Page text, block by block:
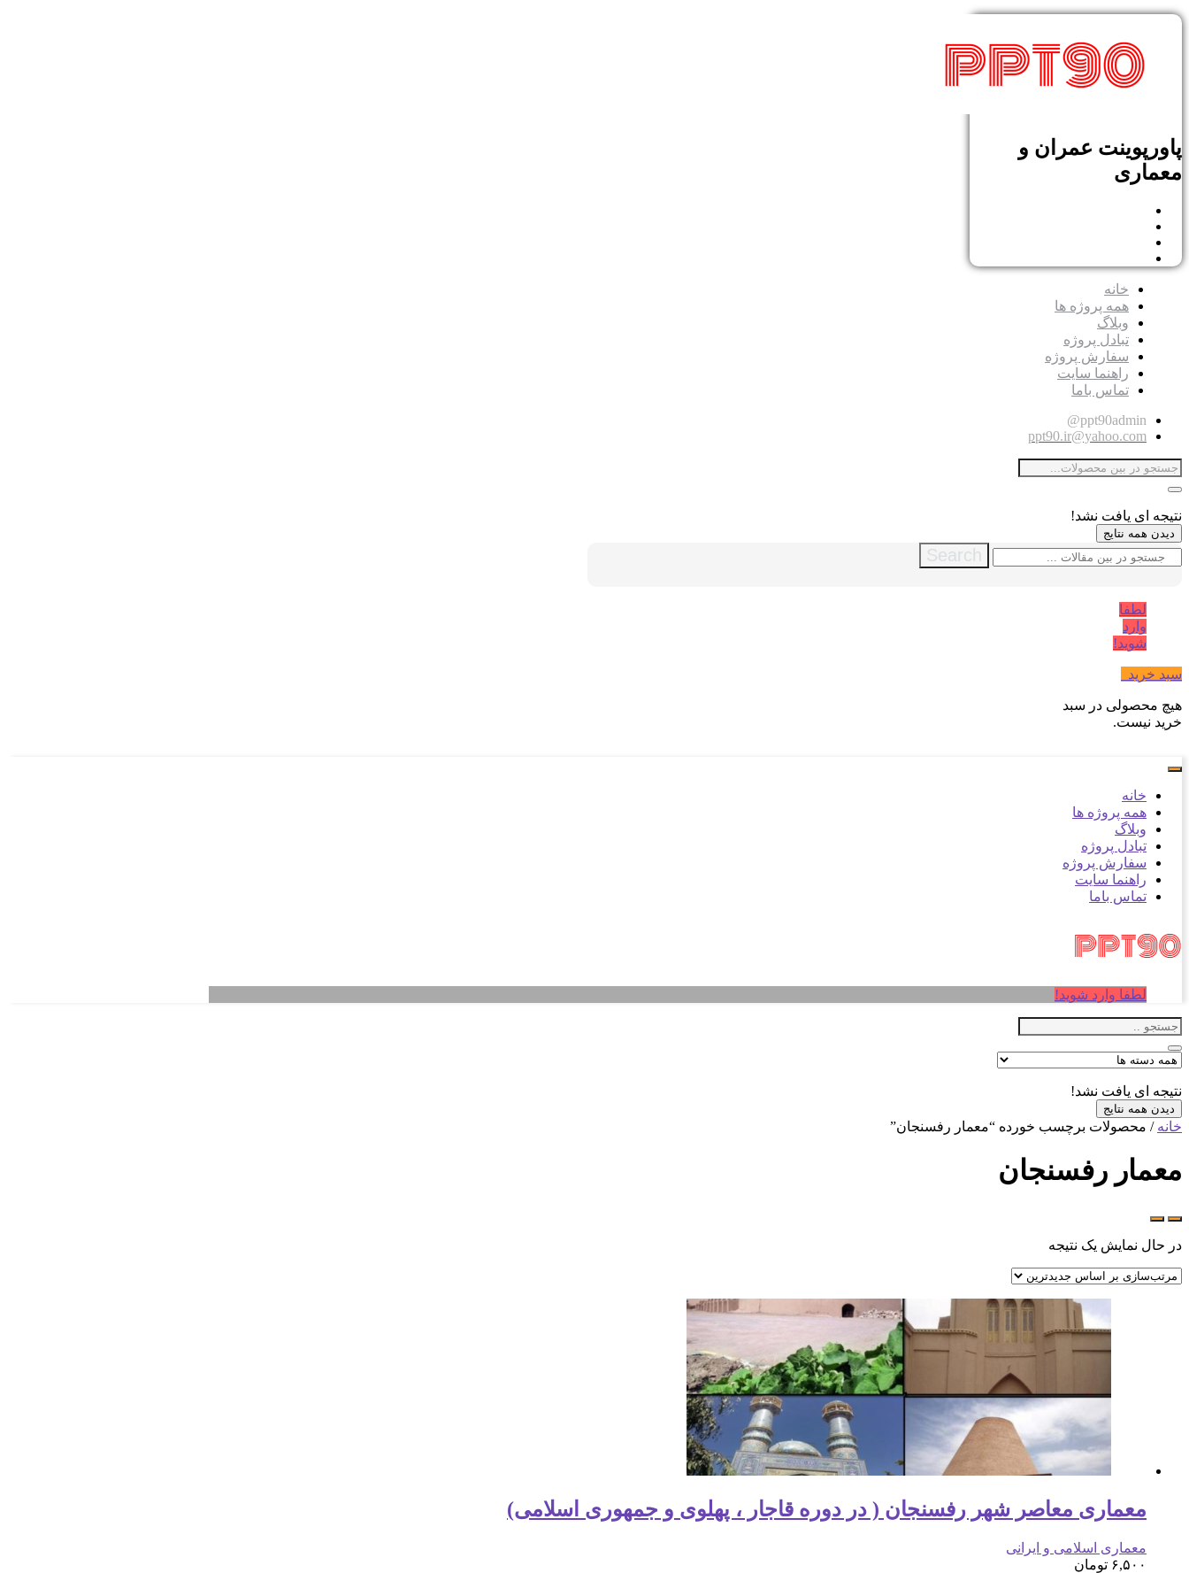
پاورپوینت عمران و
معماری
خانه
همه پروژه ها
وبلاگ
تبادل پروژه
سفارش پروژه
راهنما سایت
تماس باما
ppt90admin@
ppt90.ir@yahoo.com
نتیجه ای یافت نشد!
دیدن همه نتایج
Search
لطفا
وارد
شوید!
سبد خرید
هیچ محصولی در سبد
خرید نیست.
خانه
همه پروژه ها
وبلاگ
تبادل پروژه
سفارش پروژه
راهنما سایت
تماس باما
لطفا وارد شوید!
نتیجه ای یافت نشد!
دیدن همه نتایج
خانه / محصولات برچسب خورده “معمار رفسنجان”
معمار رفسنجان
در حال نمایش یک نتیجه
معماری معاصر شهر رفسنجان ( در دوره قاجار ، پهلوی و جمهوری اسلامی)
معماری اسلامی و ایرانی
۶,۵۰۰ تومان